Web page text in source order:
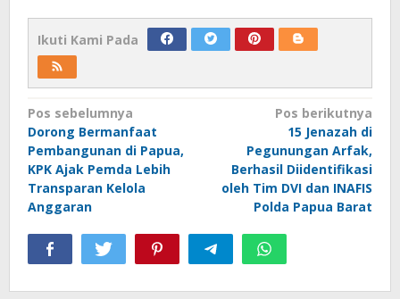
Ikuti Kami Pada
Navigasi
pos
Pos sebelumnya
Dorong Bermanfaat
Pembangunan di Papua,
KPK Ajak Pemda Lebih
Transparan Kelola
Anggaran
Pos berikutnya
15 Jenazah di
Pegunungan Arfak,
Berhasil Diidentifikasi
oleh Tim DVI dan INAFIS
Polda Papua Barat